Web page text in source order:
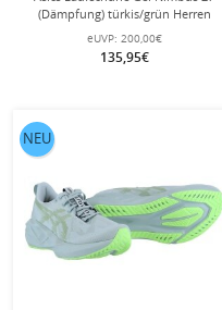
(Dämpfung) türkis/grün Herren
eUVP: 200,00€
135,95€
NEU